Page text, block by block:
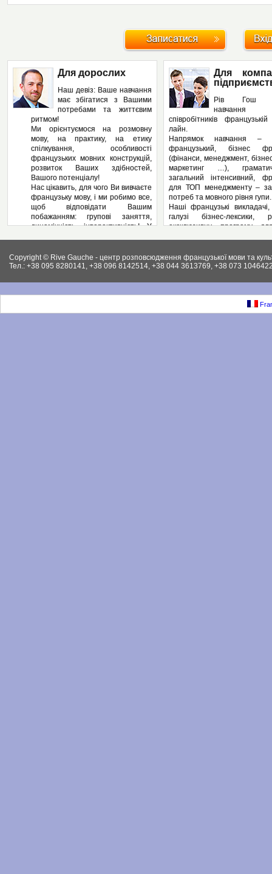
Для дорослих
Наш девіз: Ваше навчання
має збігатися з Вашими
потребами та життєвим
ритмом!
Ми орієнтуємося на розмовну
мову, на практику, на етику
спілкування, особливості
французьких мовних конструкцій,
розвиток Ваших здібностей,
Вашого потенціалу!
Нас цікавить, для чого Ви вивчаєте
французьку мову, і ми робимо все,
щоб відповідати Вашим
побажанням: групові заняття,
динамічність, інтерактивність! У
педагогічного процесу! І як
результат – вільне володіння
працюємо на результат, а не на
кількість пройдених сторінок у
Крім того, Рів Гош пропонує
Для
Рів Гош
навчання
співробітників
лайн.
Напрямок навчання –
французький, бізнес
(фінанси, менеджмент,
маркетинг …),
загальний інтенсивний,
для ТОП менеджменту –
потреб та мовного рівня гупи.
Наші французькі
галузі бізнес-лексики,
ексклюзивну програму
Вашому підприємстві:
контрактів, укладання
документації, ведення
конференцій, маркетинг,
як і елементи права
господарське та інших.).
Copyright © Rive Gauche - центр розповсюдження французької мови та
Тел.: +38 095 8280141, +38 096 8142514, +38 044 3613769, +38 073